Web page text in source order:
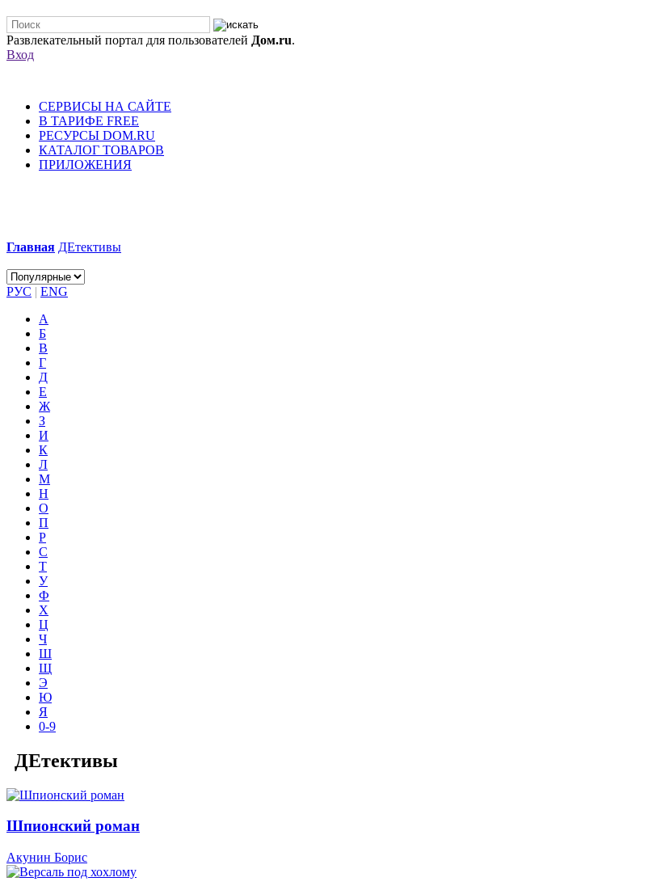
Развлекательный портал для пользователей Дом.ru.
Вход
СЕРВИСЫ НА САЙТЕ
В ТАРИФЕ FREE
РЕСУРСЫ DOM.RU
КАТАЛОГ ТОВАРОВ
ПРИЛОЖЕНИЯ
Главная ДЕтективы
РУС | ENG
А
Б
В
Г
Д
Е
Ж
З
И
К
Л
М
Н
О
П
Р
С
Т
У
Ф
Х
Ц
Ч
Ш
Щ
Э
Ю
Я
0-9
ДЕтективы
Шпионский роман
Акунин Борис